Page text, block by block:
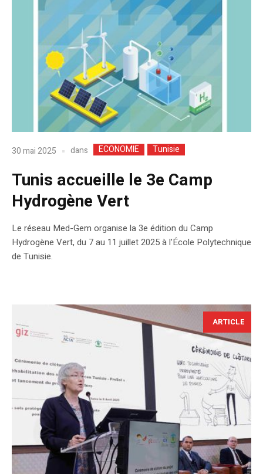
30 mai 2025 dans ECONOMIE Tunisie
Tunis accueille le 3e Camp
Hydrogène Vert
Le réseau Med-Gem organise la 3e édition du Camp
Hydrogène Vert, du 7 au 11 juillet 2025 à l’École Polytechnique
de Tunisie.
ARTICLE